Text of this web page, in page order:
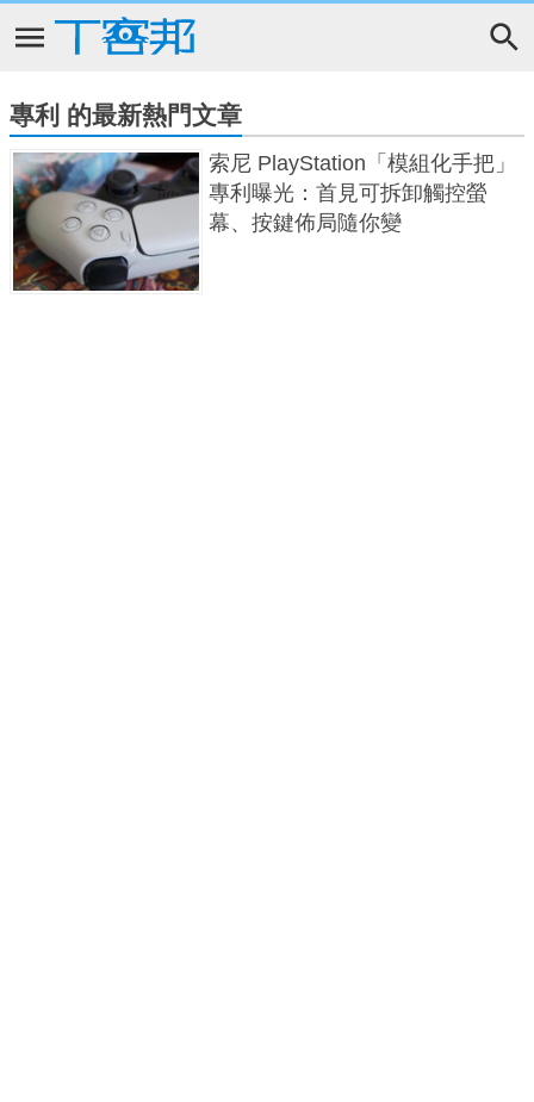
專利 的最新熱門文章
索尼 PlayStation「模組化手把」
專利曝光：首見可拆卸觸控螢
幕、按鍵佈局隨你變